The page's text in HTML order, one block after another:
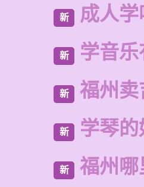
新 成人
新 学音
新 福州卖
新 学琴
新 福州哪